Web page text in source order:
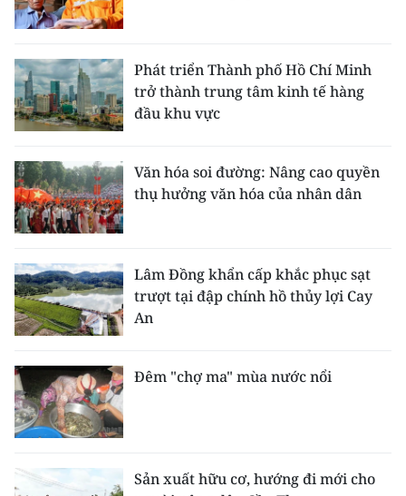
Phát triển Thành phố Hồ Chí Minh
trở thành trung tâm kinh tế hàng
đầu khu vực
Văn hóa soi đường: Nâng cao quyền
thụ hưởng văn hóa của nhân dân
Lâm Đồng khẩn cấp khắc phục sạt
trượt tại đập chính hồ thủy lợi Cay
An
Đêm "chợ ma" mùa nước nổi
Sản xuất hữu cơ, hướng đi mới cho